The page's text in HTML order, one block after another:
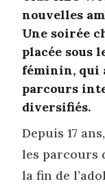
nouvelles
Une soirée
placée sous
féminin, qui
parcours
diversifiés.
Depuis 17
les parcours
la fin de